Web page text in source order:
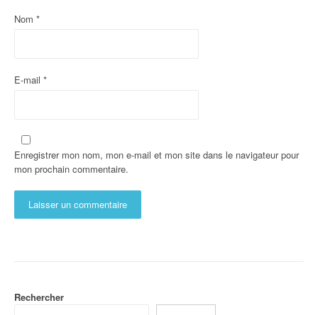
Nom *
E-mail *
Enregistrer mon nom, mon e-mail et mon site dans le navigateur pour
mon prochain commentaire.
Rechercher